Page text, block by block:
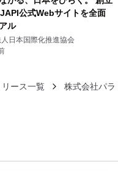
公式Webサイトを全面
ル
日本国際化推進協会
ース一覧 株式会社パラ